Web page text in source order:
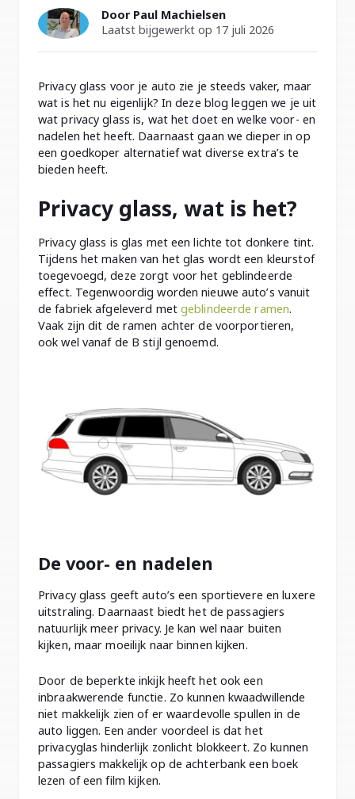
Door Paul Machielsen
Laatst bijgewerkt op 17 juli 2026
Privacy glass voor je auto zie je steeds vaker, maar
wat is het nu eigenlijk? In deze blog leggen we je uit
wat privacy glass is, wat het doet en welke voor- en
nadelen het heeft. Daarnaast gaan we dieper in op
een goedkoper alternatief wat diverse extra’s te
bieden heeft.
Privacy glass, wat is het?
Privacy glass is glas met een lichte tot donkere tint.
Tijdens het maken van het glas wordt een kleurstof
toegevoegd, deze zorgt voor het geblindeerde
effect. Tegenwoordig worden nieuwe auto’s vanuit
de fabriek afgeleverd met geblindeerde ramen.
Vaak zijn dit de ramen achter de voorportieren,
ook wel vanaf de B stijl genoemd.
De voor- en nadelen
Privacy glass geeft auto’s een sportievere en luxere
uitstraling. Daarnaast biedt het de passagiers
natuurlijk meer privacy. Je kan wel naar buiten
kijken, maar moeilijk naar binnen kijken.
Door de beperkte inkijk heeft het ook een
inbraakwerende functie. Zo kunnen kwaadwillende
niet makkelijk zien of er waardevolle spullen in de
auto liggen. Een ander voordeel is dat het
privacyglas hinderlijk zonlicht blokkeert. Zo kunnen
passagiers makkelijk op de achterbank een boek
lezen of een film kijken.